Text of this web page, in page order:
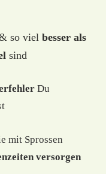
so viel besser als
sind
Du
mit Sprossen
versorgen